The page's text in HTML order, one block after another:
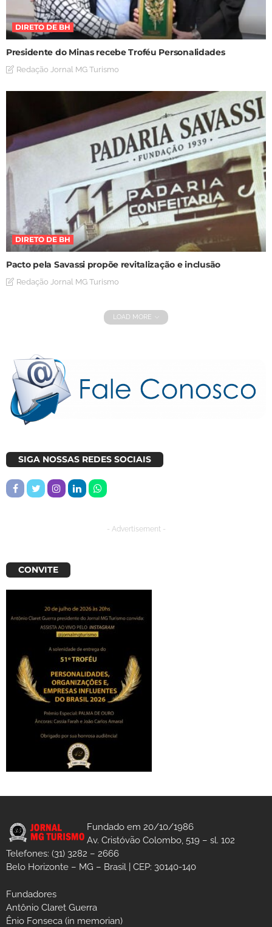
DIRETO DE BH
Presidente do Minas recebe Troféu Personalidades
Redação Jornal MG Turismo
DIRETO DE BH
Pacto pela Savassi propõe revitalização e inclusão
Redação Jornal MG Turismo
LOAD MORE
SIGA NOSSAS REDES SOCIAIS
- Advertisement -
CONVITE
Fundado em 20/10/1986
Av. Cristóvão Colombo, 519 – sl. 102
Telefones: (31) 3282 – 2666
Belo Horizonte – MG – Brasil | CEP: 30140-140
Fundadores
Antônio Claret Guerra
Ênio Fonseca (in memorian)